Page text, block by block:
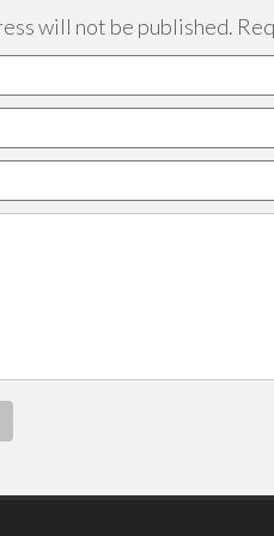
will not be published.